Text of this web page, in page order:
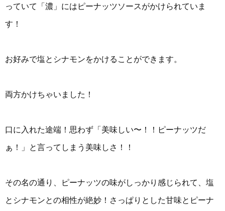
っていて「濃」にはピーナッツソースがかけられていま
す！
お好みで塩とシナモンをかけることができます。
両方かけちゃいました！
口に入れた途端！思わず「美味しい〜！！ピーナッツだ
ぁ！」と言ってしまう美味しさ！！
その名の通り、ピーナッツの味がしっかり感じられて、塩
とシナモンとの相性が絶妙！さっぱりとした甘味とピーナ